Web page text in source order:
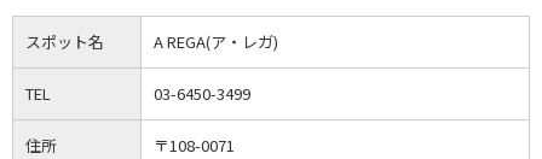
スポット名 A REGA(ア・レガ)
TEL 03-6450-3499
住所
〒108-0071